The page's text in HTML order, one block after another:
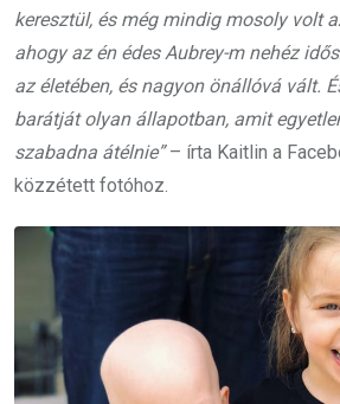
keresztül, és még mindig mosoly volt
ahogy az én édes Aubrey-m nehéz
az életében, és nagyon önállóvá vált.
barátját olyan állapotban, amit
szabadna átélnie”– írta Kaitlin a
közzétett fotóhoz.